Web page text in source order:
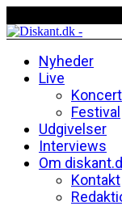
Nyheder
Live
Koncert
Festival
Udgivelser
Interviews
Om
Kontakt